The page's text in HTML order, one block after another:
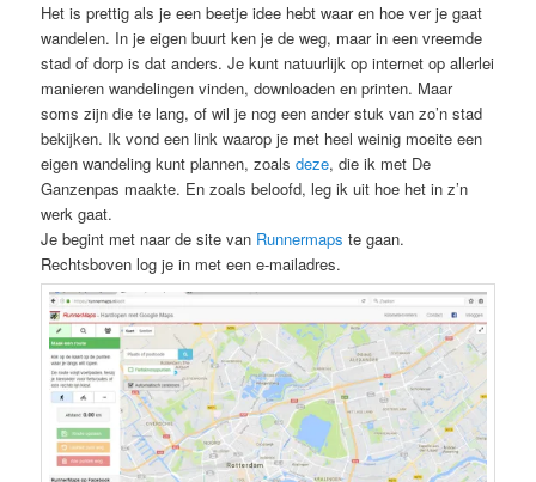
Het is prettig als je een beetje idee hebt waar en hoe ver je gaat
wandelen. In je eigen buurt ken je de weg, maar in een vreemde
stad of dorp is dat anders. Je kunt natuurlijk op internet op allerlei
manieren wandelingen vinden, downloaden en printen. Maar
soms zijn die te lang, of wil je nog een ander stuk van zo’n stad
bekijken. Ik vond een link waarop je met heel weinig moeite een
eigen wandeling kunt plannen, zoalsdeze, die ik met De
Ganzenpas maakte. En zoals beloofd, leg ik uit hoe het in z’n
werk gaat.
Je begint met naar de site van Runnermaps te gaan.
Rechtsboven log je in met een e-mailadres.